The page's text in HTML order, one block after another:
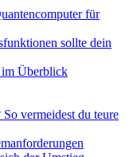
für
sollte dein
im Überblick
vermeidest du teure